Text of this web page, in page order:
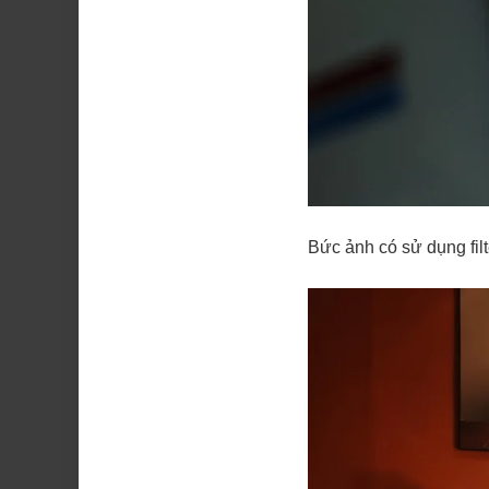
Bức ảnh có sử dụng